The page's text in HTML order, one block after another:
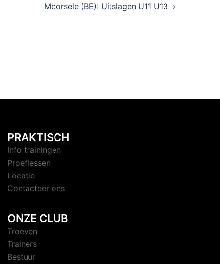
Moorsele (BE): Uitslagen U11 U13
PRAKTISCH
Info trainingen
Proeflessen
Locatie
Contacteer ons
ONZE CLUB
Troeven
Trainers
Bestuur